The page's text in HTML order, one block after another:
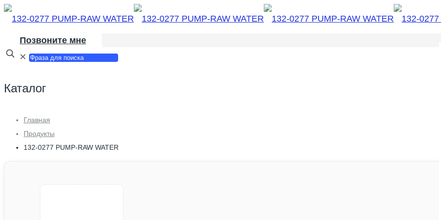
Позвоните мне
✕
Каталог
Главная
Продукты
132-0277 PUMP-RAW WATER